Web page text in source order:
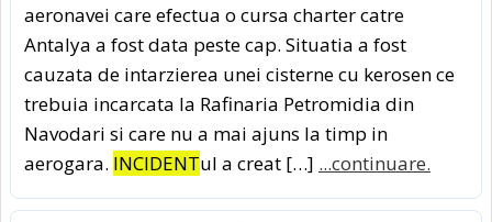
aeronavei care efectua o cursa charter catre
Antalya a fost data peste cap. Situatia a fost
cauzata de intarzierea unei cisterne cu kerosen ce
trebuia incarcata la Rafinaria Petromidia din
Navodari si care nu a mai ajuns la timp in
aerogara. INCIDENTul a creat […] ...continuare.